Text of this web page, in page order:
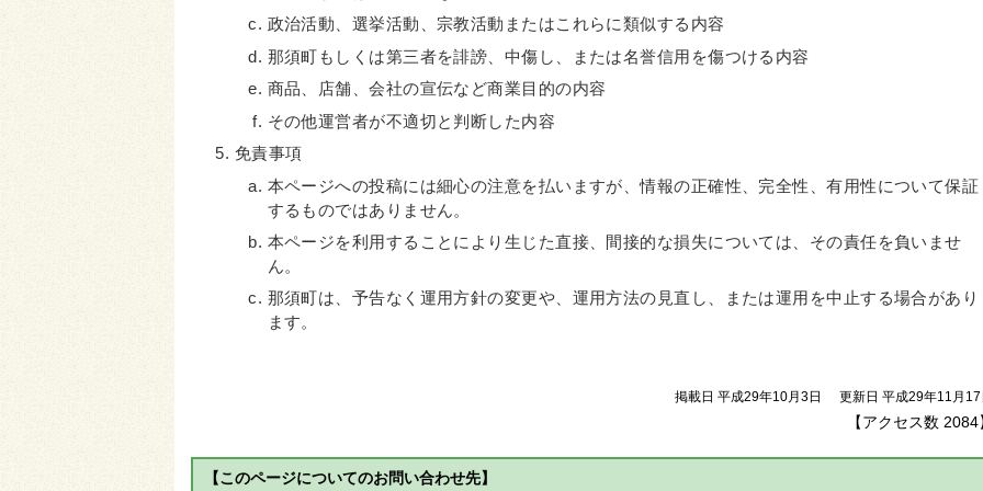
政治活動、選挙活動、宗教活動またはこれらに類似する内容
那須町もしくは第三者を誹謗、中傷し、または名誉信用を傷つける内容
商品、店舗、会社の宣伝など商業目的の内容
その他運営者が不適切と判断した内容
免責事項
本ページへの投稿には細心の注意を払いますが、情報の正確性、完全性、有用性について保証
するものではありません。
本ページを利用することにより生じた直接、間接的な損失については、その責任を負いませ
ん。
那須町は、予告なく運用方針の変更や、運用方法の見直し、または運用を中止する場合があり
ます。
掲載日 平成29年10月3日 更新日 平成29年11月17
【アクセス数 2084
【このページについてのお問い合わせ先】